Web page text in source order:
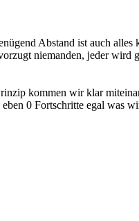
Abstand ist auch alles
niemanden, jeder wird
kommen wir klar
0 Fortschritte egal was